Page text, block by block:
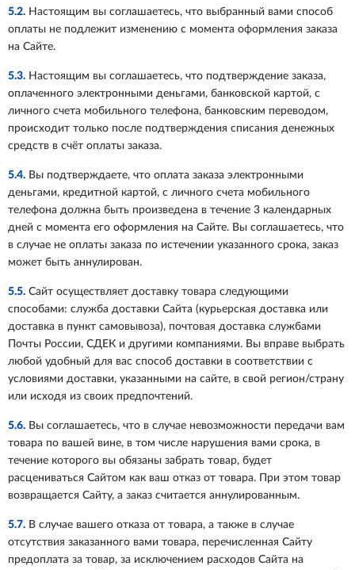
5.2. Настоящим вы соглашаетесь, что выбранный вами способ
оплаты не подлежит изменению с момента оформления заказа
на Сайте.
5.3. Настоящим вы соглашаетесь, что подтверждение заказа,
оплаченного электронными деньгами, банковской картой, с
личного счета мобильного телефона, банковским переводом,
происходит только после подтверждения списания денежных
средств в счёт оплаты заказа.
5.4. Вы подтверждаете, что оплата заказа электронными
деньгами, кредитной картой, с личного счета мобильного
телефона должна быть произведена в течение 3 календарных
дней с момента его оформления на Сайте. Вы соглашаетесь, что
в случае не оплаты заказа по истечении указанного срока, заказ
может быть аннулирован.
5.5. Сайт осуществляет доставку товара следующими
способами: служба доставки Сайта (курьерская доставка или
доставка в пункт самовывоза), почтовая доставка службами
Почты России, СДЕК и другими компаниями. Вы вправе выбрать
любой удобный для вас способ доставки в соответствии с
условиями доставки, указанными на сайте, в свой регион/страну
или исходя из своих предпочтений.
5.6. Вы соглашаетесь, что в случае невозможности передачи вам
товара по вашей вине, в том числе нарушения вами срока, в
течение которого вы обязаны забрать товар, будет
расцениваться Сайтом как ваш отказ от товара. При этом товар
возвращается Сайту, а заказ считается аннулированным.
5.7. В случае вашего отказа от товара, а также в случае
отсутствия заказанного вами товара, перечисленная Сайту
предоплата за товар, за исключением расходов Сайта на